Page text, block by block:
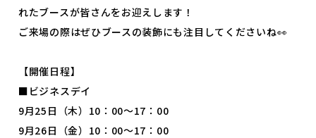
〒263-0025 千葉市稲毛区穴川町386
Tel . 043-307-1819 / Fax . 043-307-6070
れたブースが皆さんをお迎えします！
ご来場の際はぜひブースの装飾にも注目してくださいね👀
【開催日程】
■ビジネスデイ
9月25日（木）10：00～17：00
9月26日（金）10：00～17：00